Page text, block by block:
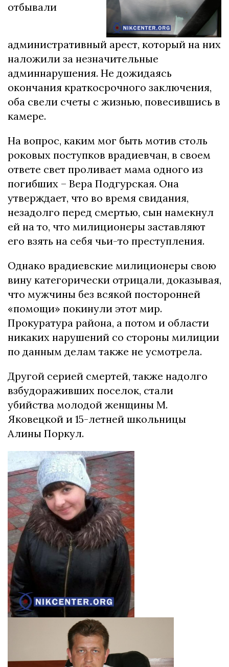
отбывали
административный арест, который на них
наложили за незначительные
админнарушения. Не дожидаясь
окончания краткосрочного заключения,
оба свели счеты с жизнью, повесившись в
камере.
На вопрос, каким мог быть мотив столь
роковых поступков врадиевчан, в своем
ответе свет проливает мама одного из
погибших – Вера Подгурская. Она
утверждает, что во время свидания,
незадолго перед смертью, сын намекнул
ей на то, что милиционеры заставляют
его взять на себя чьи-то преступления.
Однако врадиевские милиционеры свою
вину категорически отрицали, доказывая,
что мужчины без всякой посторонней
«помощи» покинули этот мир.
Прокуратура района, а потом и области
никаких нарушений со стороны милиции
по данным делам также не усмотрела.
Другой серией смертей, также надолго
взбудораживших поселок, стали
убийства молодой женщины М.
Яковецкой и 15-летней школьницы
Алины Поркул.